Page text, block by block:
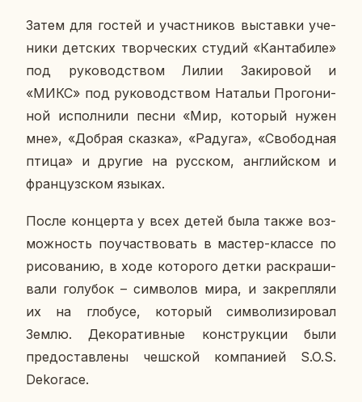
Затем для гостей и участ­ни­ков вы­став­ки уче­
ни­ки дет­ских твор­че­ских студий «Кан­та­би­ле»
под ру­ко­вод­ством Лилии За­ки­ро­вой и
«МИКС» под ру­ко­вод­ством На­та­льи Про­го­ни­
ной ис­пол­ни­ли песни «Мир, ко­то­рый нужен
мне», «Добрая сказка», «Радуга», «Сво­бод­ная
птица» и другие на рус­ском, ан­глий­ском и
фран­цуз­ском языках.
После кон­цер­та у всех детей была также воз­
мож­ность по­участ­во­вать в мастер-классе по
ри­со­ва­нию, в ходе ко­то­ро­го детки рас­кра­ши­
ва­ли го­лу­бок – сим­во­лов мира, и за­креп­ля­ли
их на гло­бу­се, ко­то­рый сим­во­ли­зи­ро­вал
Землю. Де­ко­ра­тив­ные кон­струк­ции были
предо­став­ле­ны чеш­ской ком­па­ни­ей S.O.S.
Dekorace.